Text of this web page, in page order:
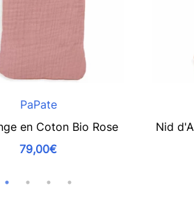
PaPate
en Coton Bio Rose
79,00€
Nid